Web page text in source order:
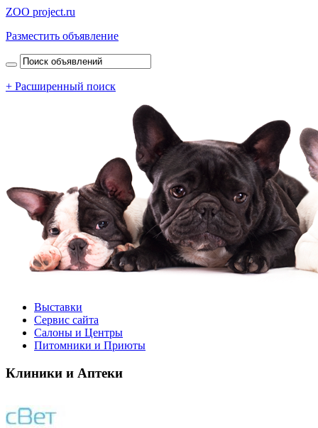
ZOO project.ru
Разместить объявление
+ Расширенный поиск
Выставки
Сервис сайта
Салоны и Центры
Питомники и Приюты
Клиники и Аптеки